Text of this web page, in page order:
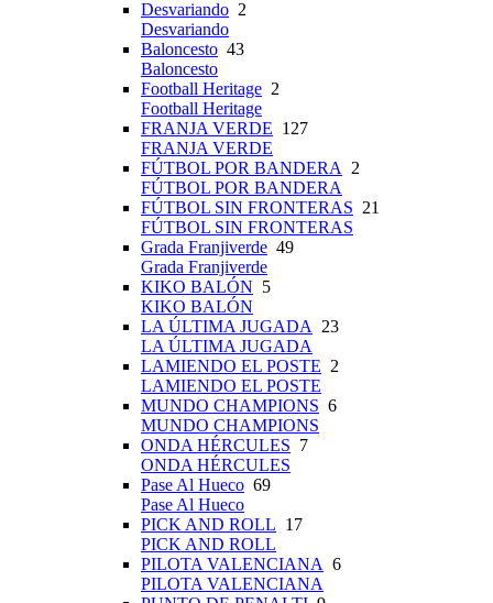
Desvariando 2
Desvariando
Baloncesto 43
Baloncesto
Football Heritage 2
Football Heritage
FRANJA VERDE 127
FRANJA VERDE
FÚTBOL POR BANDERA 2
FÚTBOL POR BANDERA
FÚTBOL SIN FRONTERAS 21
FÚTBOL SIN FRONTERAS
Grada Franjiverde 49
Grada Franjiverde
KIKO BALÓN 5
KIKO BALÓN
LA ÚLTIMA JUGADA 23
LA ÚLTIMA JUGADA
LAMIENDO EL POSTE 2
LAMIENDO EL POSTE
MUNDO CHAMPIONS 6
MUNDO CHAMPIONS
ONDA HÉRCULES 7
ONDA HÉRCULES
Pase Al Hueco 69
Pase Al Hueco
PICK AND ROLL 17
PICK AND ROLL
PILOTA VALENCIANA 6
PILOTA VALENCIANA